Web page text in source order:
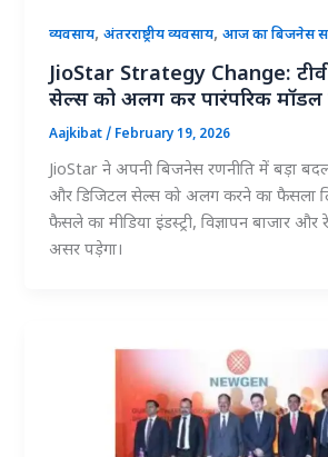
व्यवसाय,अंतरराष्ट्रीय व्यवसाय,आज का बिजनेस
JioStar Strategy Change:
सेल्स को अलग कर पारंपरिक
Aajkibat/ February 19, 2026
JioStar ने अपनी बिजनेस रणनीति में बड़ा
और डिजिटल सेल्स को अलग करने का फैसला
फैसले का मीडिया इंडस्ट्री, विज्ञापन बाजार
असर पड़ेगा।